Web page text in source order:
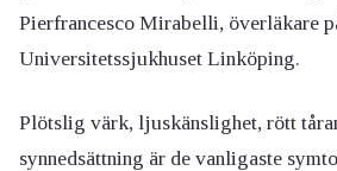
Pierfrancesco Mirabelli, överläkare
Universitetssjukhuset Linköping.
Plötslig värk, ljuskänslighet, rött
synnedsättning är de vanligaste